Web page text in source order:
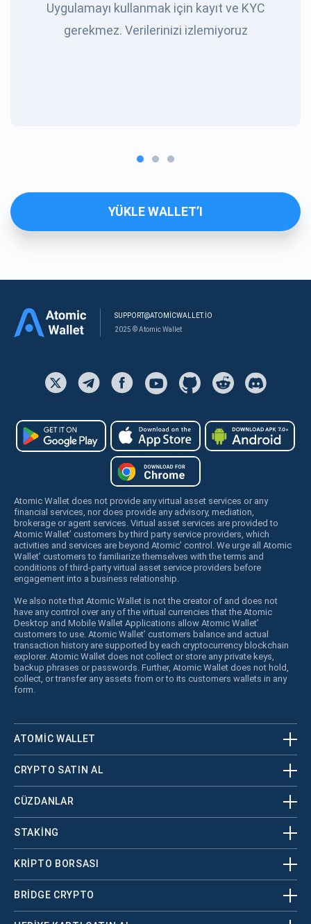
Uygulamayı kullanmak için kayıt ve KYC
gerekmez. Verilerinizi izlemiyoruz
YÜKLE WALLET’I
SUPPORT@ATOMICWALLET.IO
2025 © Atomic Wallet
Atomic Wallet does not provide any virtual asset services or any
financial services, nor does provide any advisory, mediation,
brokerage or agent services. Virtual asset services are provided to
Atomic Wallet’ customers by third party service providers, which
activities and services are beyond Atomic’ control. We urge all Atomic
Wallet’ customers to familiarize themselves with the terms and
conditions of third-party virtual asset service providers before
engagement into a business relationship.
We also note that Atomic Wallet is not the creator of and does not
have any control over any of the virtual currencies that the Atomic
Desktop and Mobile Wallet Applications allow Atomic Wallet’
customers to use. Atomic Wallet’ customers balance and actual
transaction history are supported by each cryptocurrency blockchain
explorer. Atomic Wallet does not collect or store any private keys,
backup phrases or passwords. Further, Atomic Wallet does not hold,
collect, or transfer any assets from or to its customers wallets in any
form.
ATOMIC WALLET
CRYPTO SATIN AL
CÜZDANLAR
STAKING
KRİPTO BORSASI
BRIDGE CRYPTO